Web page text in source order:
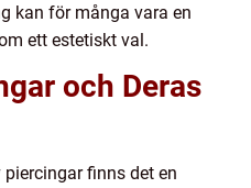
kan för många vara en
ett estetiskt val.
och Deras
finns det en